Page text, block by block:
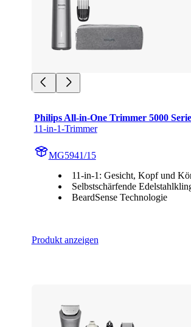
Philips All-in-One Trimmer 5000
11-in-1­-Trimmer
MG5941/15
11-in-1: Gesicht, Kopf und
Selbstschärfende
BeardSense Technologie
Produkt anzeigen